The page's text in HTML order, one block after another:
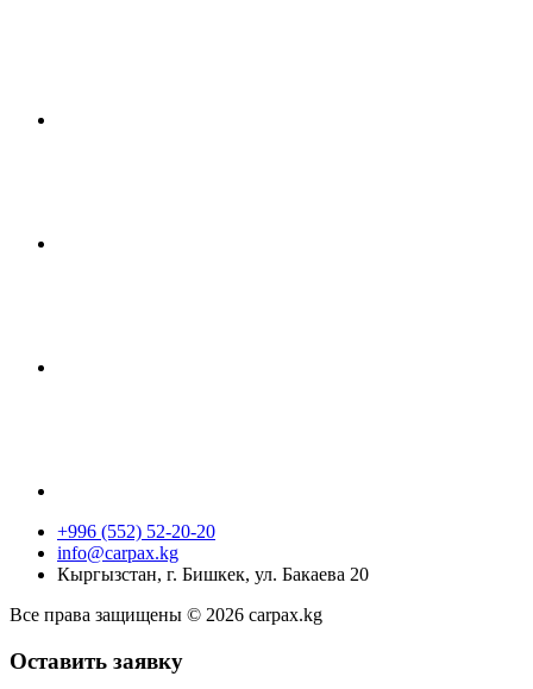
+996 (552) 52-20-20
info@carpax.kg
Кыргызстан, г. Бишкек, ул. Бакаева 20
Все права защищены © 2026 carpax.kg
Оставить заявку